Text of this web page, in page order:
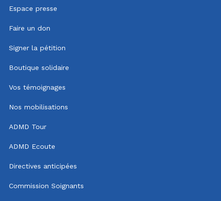
Espace presse
Faire un don
Signer la pétition
Boutique solidaire
Vos témoignages
Nos mobilisations
ADMD Tour
ADMD Ecoute
Directives anticipées
Commission Soignants